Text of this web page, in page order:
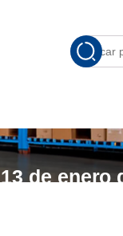
Buscar
por:
13 de enero